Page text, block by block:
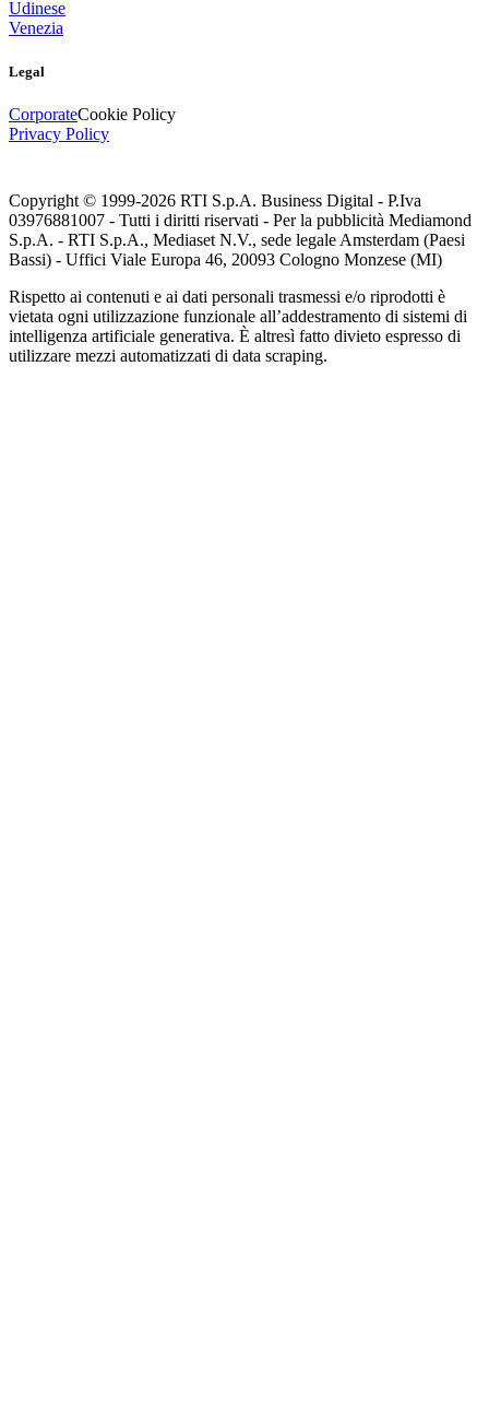
Udinese
Venezia
Legal
CorporateCookie Policy
Privacy Policy
Copyright © 1999-2026 RTI S.p.A. Business Digital - P.Iva
03976881007 - Tutti i diritti riservati - Per la pubblicità Mediamond
S.p.A. - RTI S.p.A., Mediaset N.V., sede legale Amsterdam (Paesi
Bassi) - Uffici Viale Europa 46, 20093 Cologno Monzese (MI)
Rispetto ai contenuti e ai dati personali trasmessi e/o riprodotti è
vietata ogni utilizzazione funzionale all’addestramento di sistemi di
intelligenza artificiale generativa. È altresì fatto divieto espresso di
utilizzare mezzi automatizzati di data scraping.